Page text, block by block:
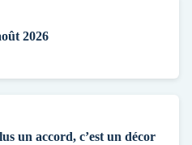
2026
un accord, c’est un décor